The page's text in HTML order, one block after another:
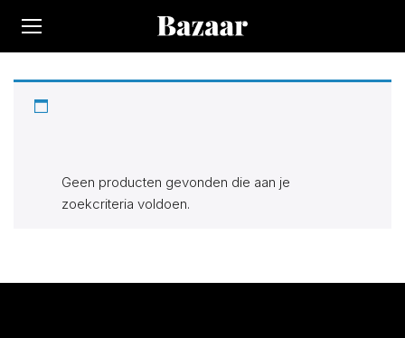
Alle actuele items in de categorie “Only Kids”. Zoek, vind en
Geen producten gevonden die aan je
zoekcriteria voldoen.